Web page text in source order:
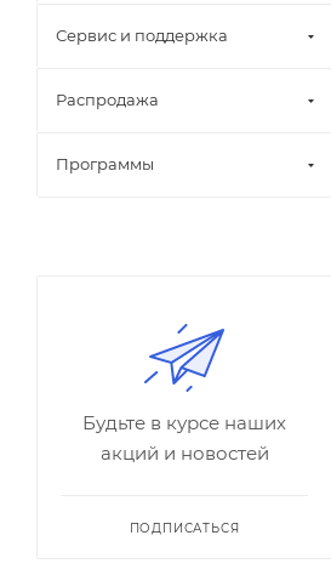
Сервис и поддержка
Распродажа
Программы
Будьте в курсе наших
акций и новостей
ПОДПИСАТЬСЯ